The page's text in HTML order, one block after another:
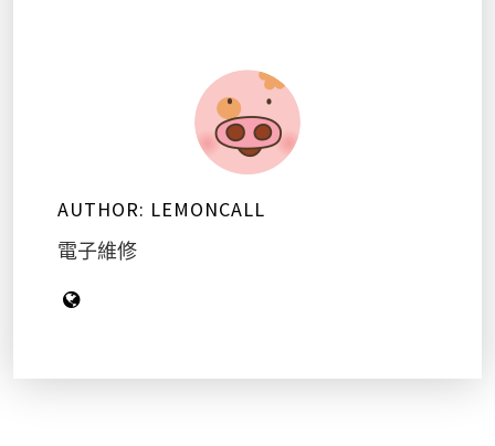
AUTHOR: LEMONCALL
電子維修